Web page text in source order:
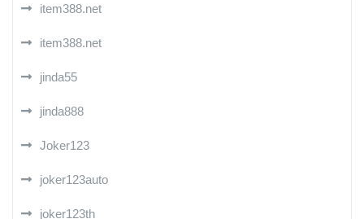
item388.net
item388.net
jinda55
jinda888
Joker123
joker123auto
joker123th